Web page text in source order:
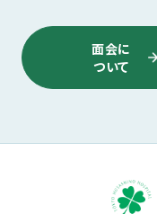
面会に
ついて